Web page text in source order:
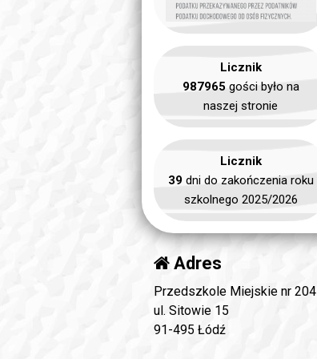
Licznik
987965 gości było na
naszej stronie
Licznik
39dni do zakończenia roku
szkolnego 2025/2026
Adres
Przedszkole Miejskie nr 204
ul. Sitowie 15
91-495 Łódź